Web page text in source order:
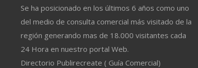
Se ha posicionado en los últimos 6 años como uno
del medio de consulta comercial más visitado de la
región generando mas de 18.000 visitantes cada
24 Hora en nuestro portal Web.
Directorio Publirecreate ( Guía Comercial)